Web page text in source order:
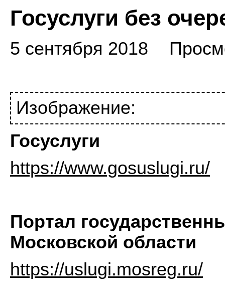
Госуслуги без
5 сентября 2018
Изображение:
Госуслуги
https://www.gosuslugi.ru/
Портал
Московской области
https://uslugi.mosreg.ru/